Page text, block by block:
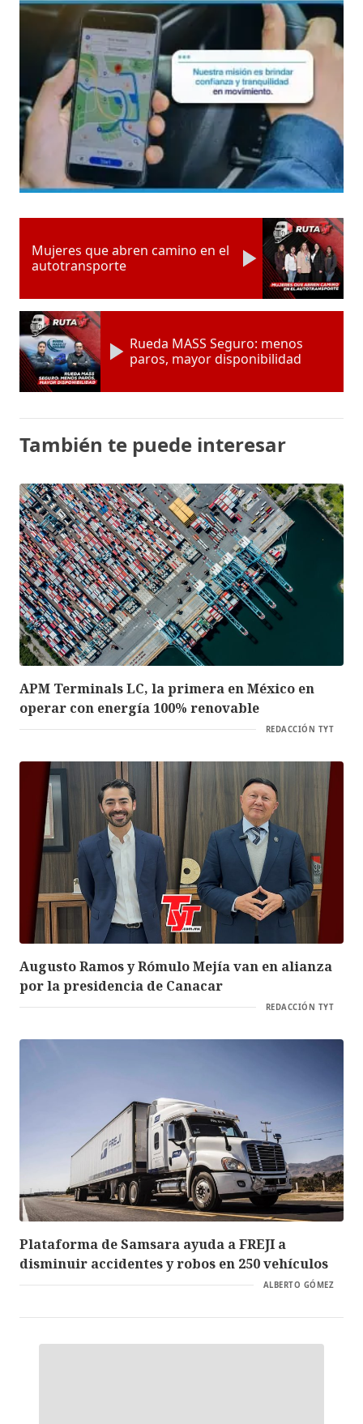
Mujeres que abren camino en el
autotransporte
Rueda MASS Seguro: menos
paros, mayor disponibilidad
También te puede interesar
APM Terminals LC, la primera en México en
operar con energía 100% renovable
REDACCIÓN TYT
Augusto Ramos y Rómulo Mejía van en alianza
por la presidencia de Canacar
REDACCIÓN TYT
Plataforma de Samsara ayuda a FREJI a
disminuir accidentes y robos en 250 vehículos
ALBERTO GÓMEZ